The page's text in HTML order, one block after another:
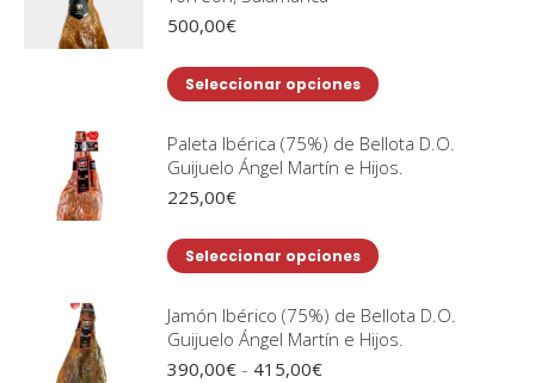
página
producto
500,00€
Seleccionar opciones
Este
tiene
múltiples
opciones
pueden
elegir
Paleta Ibérica (75%) de Bellota D.O.
Guijuelo Ángel Martín e Hijos.
225,00€
Seleccionar opciones
Este
tiene
múltiples
Jamón Ibérico (75%) de Bellota D.O.
Guijuelo Ángel Martín e Hijos.
390,00€ - 415,00€Rango